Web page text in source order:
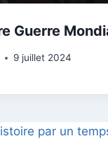
Guerre
9 juillet 2024